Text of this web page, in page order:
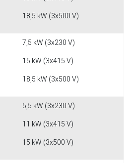
18,5 kW (3x500 V)
7,5 kW (3x230 V)
15 kW (3x415 V)
18,5 kW (3x500 V)
5,5 kW (3x230 V)
11 kW (3x415 V)
15 kW (3x500 V)